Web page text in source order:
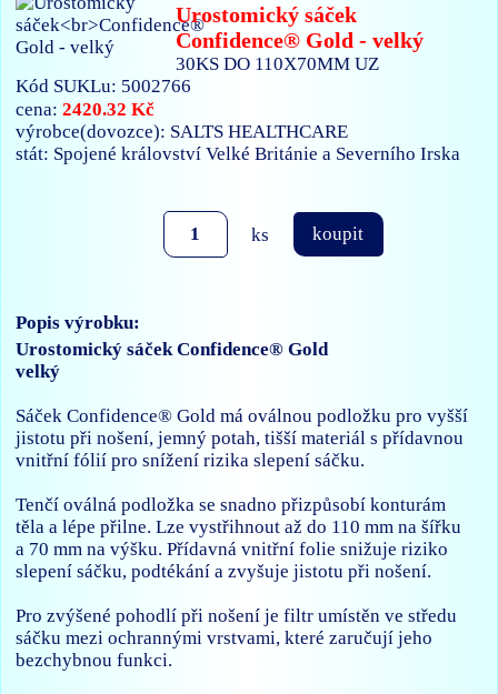
Urostomický sáček
Confidence® Gold - velký
30KS DO 110X70MM UZ
Kód SUKLu: 5002766
cena:2420.32 Kč
výrobce(dovozce): SALTS HEALTHCARE
stát: Spojené království Velké Británie a Severního Irska
ks koupit
Popis výrobku:
Urostomický sáček Confidence® Gold
velký
Sáček Confidence® Gold má oválnou podložku pro vyšší
jistotu při nošení, jemný potah, tišší materiál s přídavnou
vnitřní fólií pro snížení rizika slepení sáčku.
Tenčí oválná podložka se snadno přizpůsobí konturám
těla a lépe přilne. Lze vystřihnout až do 110 mm na šířku
a 70 mm na výšku. Přídavná vnitřní folie snižuje riziko
slepení sáčku, podtékání a zvyšuje jistotu při nošení.
Pro zvýšené pohodlí při nošení je filtr umístěn ve středu
sáčku mezi ochrannými vrstvami, které zaručují jeho
bezchybnou funkci.